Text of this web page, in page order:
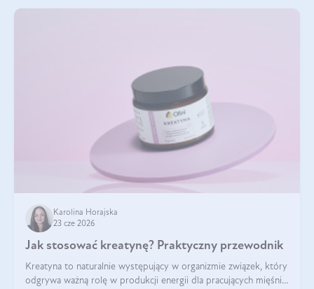
Karolina Horajska
23 cze 2026
Jak stosować kreatynę? Praktyczny przewodnik
Kreatyna to naturalnie występujący w organizmie związek, który
odgrywa ważną rolę w produkcji energii dla pracujących mięśni.